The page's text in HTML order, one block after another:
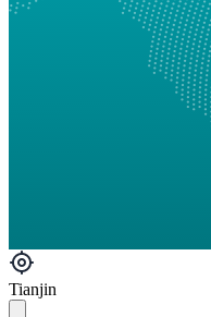
Tianjin